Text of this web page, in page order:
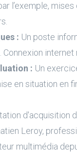
l’exemple,
: Un poste
Connexion internet
: Un
en situation en
d'acquisition
Leroy,
multimédia